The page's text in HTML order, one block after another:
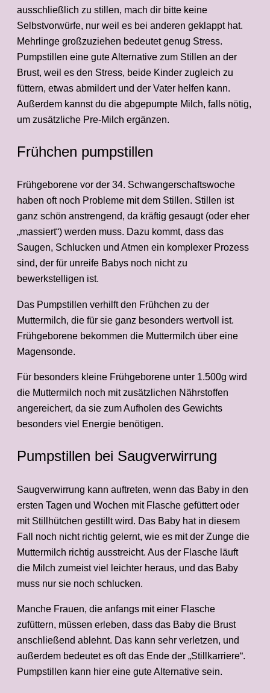
ausschließlich zu stillen, mach dir bitte keine
Selbstvorwürfe, nur weil es bei anderen geklappt hat.
Mehrlinge großzuziehen bedeutet genug Stress.
Pumpstillen eine gute Alternative zum Stillen an der
Brust, weil es den Stress, beide Kinder zugleich zu
füttern, etwas abmildert und der Vater helfen kann.
Außerdem kannst du die abgepumpte Milch, falls nötig,
um zusätzliche Pre-Milch ergänzen.
Frühchen pumpstillen
Frühgeborene vor der 34. Schwangerschaftswoche
haben oft noch Probleme mit dem Stillen. Stillen ist
ganz schön anstrengend, da kräftig gesaugt (oder eher
„massiert“) werden muss. Dazu kommt, dass das
Saugen, Schlucken und Atmen ein komplexer Prozess
sind, der für unreife Babys noch nicht zu
bewerkstelligen ist.
Das Pumpstillen verhilft den Frühchen zu der
Muttermilch, die für sie ganz besonders wertvoll ist.
Frühgeborene bekommen die Muttermilch über eine
Magensonde.
Für besonders kleine Frühgeborene unter 1.500g wird
die Muttermilch noch mit zusätzlichen Nährstoffen
angereichert, da sie zum Aufholen des Gewichts
besonders viel Energie benötigen.
Pumpstillen bei Saugverwirrung
Saugverwirrung kann auftreten, wenn das Baby in den
ersten Tagen und Wochen mit Flasche gefüttert oder
mit Stillhütchen gestillt wird. Das Baby hat in diesem
Fall noch nicht richtig gelernt, wie es mit der Zunge die
Muttermilch richtig ausstreicht. Aus der Flasche läuft
die Milch zumeist viel leichter heraus, und das Baby
muss nur sie noch schlucken.
Manche Frauen, die anfangs mit einer Flasche
zufüttern, müssen erleben, dass das Baby die Brust
anschließend ablehnt. Das kann sehr verletzen, und
außerdem bedeutet es oft das Ende der „Stillkarriere“.
Pumpstillen kann hier eine gute Alternative sein.